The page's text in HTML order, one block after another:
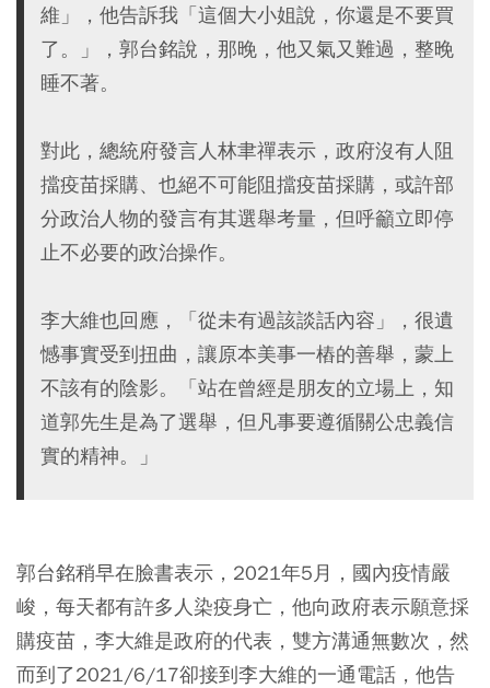
維」，他告訴我「這個大小姐說，你還是不要買
了。」，郭台銘說，那晚，他又氣又難過，整晚
睡不著。
對此，總統府發言人林聿禪表示，政府沒有人阻
擋疫苗採購、也絕不可能阻擋疫苗採購，或許部
分政治人物的發言有其選舉考量，但呼籲立即停
止不必要的政治操作。
李大維也回應，「從未有過該談話內容」，很遺
憾事實受到扭曲，讓原本美事一樁的善舉，蒙上
不該有的陰影。「站在曾經是朋友的立場上，知
道郭先生是為了選舉，但凡事要遵循關公忠義信
實的精神。」
郭台銘稍早在臉書表示，2021年5月，國內疫情嚴
峻，每天都有許多人染疫身亡，他向政府表示願意採
購疫苗，李大維是政府的代表，雙方溝通無數次，然
而到了2021/6/17卻接到李大維的一通電話，他告